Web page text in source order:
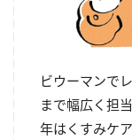
ビウーマンで
まで幅広く担
年はくすみケ